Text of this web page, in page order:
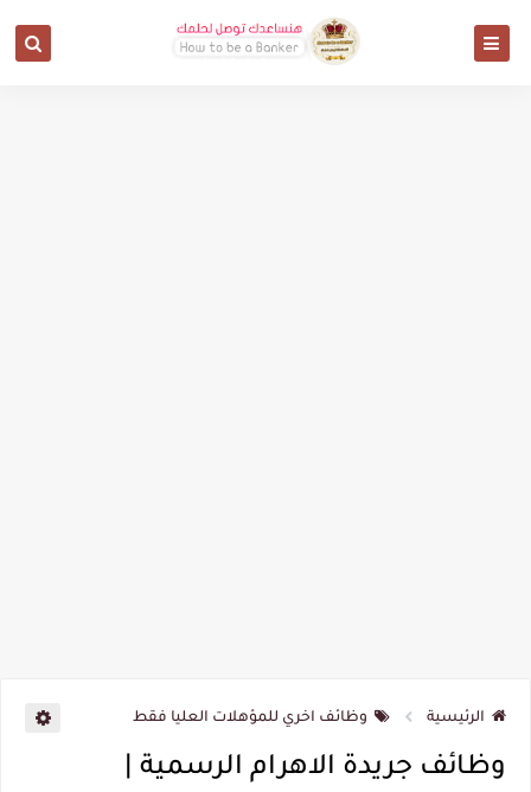
الرئيسية وظائف اخري للمؤهلات العليا فقط
وظائف جريدة الاهرام الرسمية |